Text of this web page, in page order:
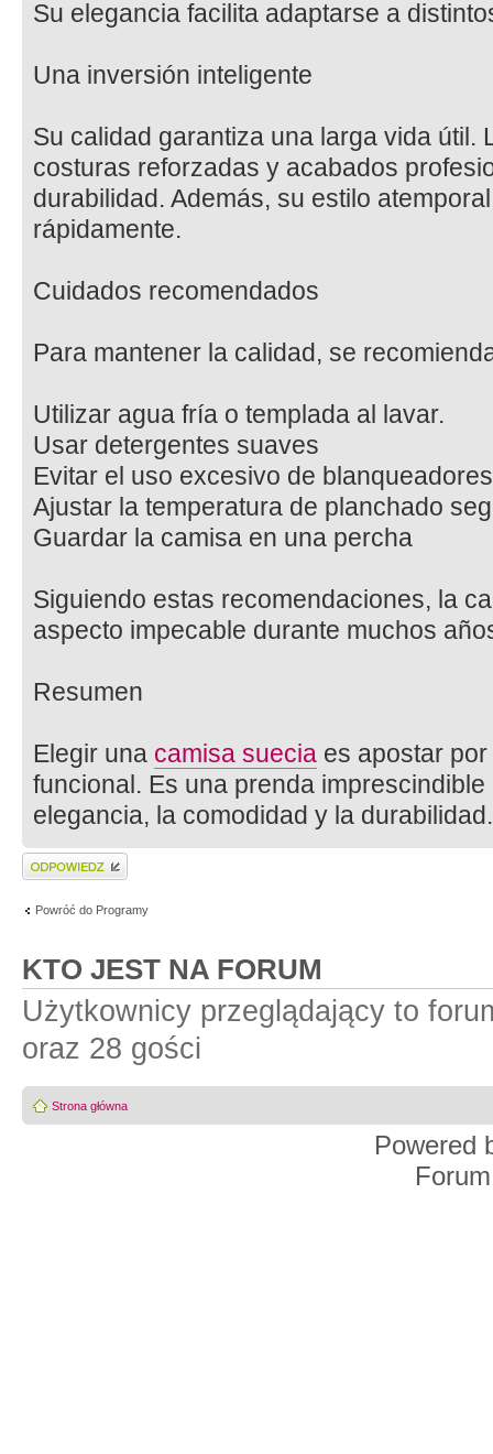
Su elegancia facilita adaptarse a
Una inversión inteligente
Su calidad garantiza una larga vida útil.
costuras reforzadas y acabados
durabilidad. Además, su estilo
rápidamente.
Cuidados recomendados
Para mantener la calidad, se
Utilizar agua fría o templada al lavar.
Usar detergentes suaves
Evitar el uso excesivo de blanqueadores
Ajustar la temperatura de planchado
Guardar la camisa en una percha
Siguiendo estas recomendaciones, la
aspecto impecable durante muchos
Resumen
Elegir una camisa suecia es apostar
funcional. Es una prenda
elegancia, la comodidad y la durabilidad.
Wyślij odpowiedź
Powróć do Programy
KTO JEST NA FORUM
Użytkownicy przeglądający to
oraz 28 gości
Strona główna
Powered